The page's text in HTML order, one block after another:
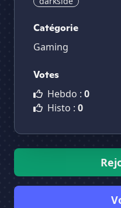
Catégorie
Gaming
Votes
Hebdo : 0
Histo : 0